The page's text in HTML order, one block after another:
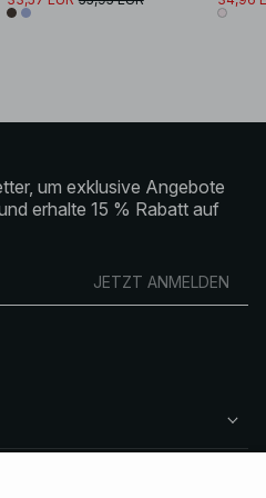
um exklusive Angebote
erhalte 15 % Rabatt auf
JETZT ANMELDEN